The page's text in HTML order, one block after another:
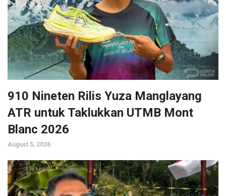
910 Nineten Rilis Yuza Manglayang
ATR untuk Taklukkan UTMB Mont
Blanc 2026
August 5, 2026